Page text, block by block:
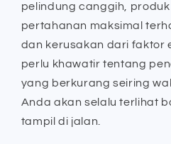
pelindung canggih,
pertahanan maksimal
dan kerusakan dari faktor
perlu khawatir tentang
yang berkurang seiring
Anda akan selalu terlihat
tampil di jalan.